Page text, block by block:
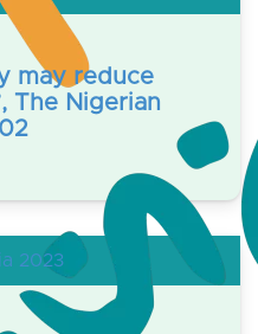
may reduce
The Nigerian
2023